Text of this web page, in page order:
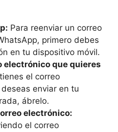
Para reenviar un correo
primero debes
en tu dispositivo móvil.
electrónico que quieres
el ⁢correo
enviar en tu
ábrelo.
electrónico:
el correo